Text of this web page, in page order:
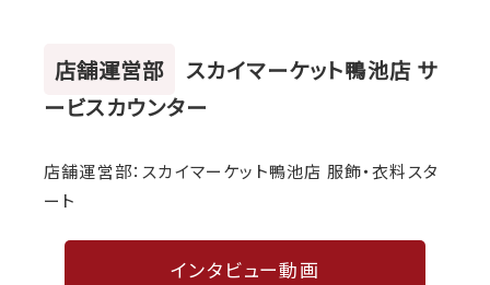
店舗運営部
スカイマーケット鴨池店 サ
ービスカウンター
店舗運営部：スカイマーケット鴨池店 服飾・衣料スタ
ート
インタビュー動画